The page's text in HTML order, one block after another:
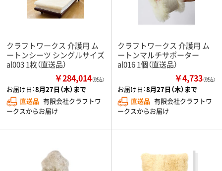
クラフトワークス 介護用 ム
ートンシーツ シングルサイズ
al003 1枚（直送品）
￥284,014（税込）
お届け日：8月27日（木）まで
直送品 有限会社クラフトワ
ークスからお届け
クラフトワークス 介護用 ム
ートンマルチサポーター
al016 1個（直送品）
￥4,733（税込）
お届け日：8月27日（木）まで
直送品 有限会社クラフトワ
ークスからお届け